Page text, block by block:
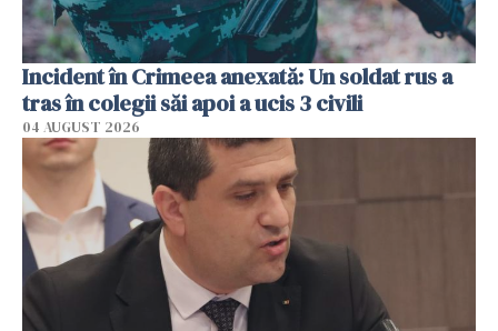
Incident în Crimeea anexată: Un soldat rus a
tras în colegii săi apoi a ucis 3 civili
04 AUGUST 2026